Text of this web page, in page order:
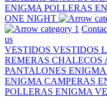
ENIGMA POLLERAS
ONE NIGHT
us
VESTIDOS VESTIDOS
REMERAS CHALECOS
PANTALONES ENIGMA
ENIGMA CAMPERAS
POLLERAS ENIGMA